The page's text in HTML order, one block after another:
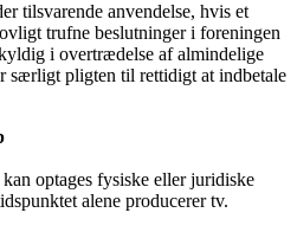
tilsvarende anvendelse, hvis et
trufne beslutninger i foreningen
i overtrædelse af almindelige
særligt pligten til rettidigt at indbetale
optages fysiske eller juridiske
alene producerer tv.